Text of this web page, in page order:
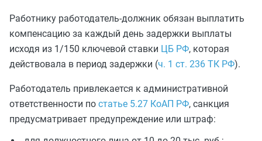
Работнику работодатель-должник обязан выплатить
компенсацию за каждый день задержки выплаты
исходя из 1/150 ключевой ставки ЦБ РФ, которая
действовала в период задержки (ч. 1 ст. 236 ТК РФ).
Работодатель привлекается к административной
ответственности по статье 5.27 КоАП РФ, санкция
предусматривает предупреждение или штраф: